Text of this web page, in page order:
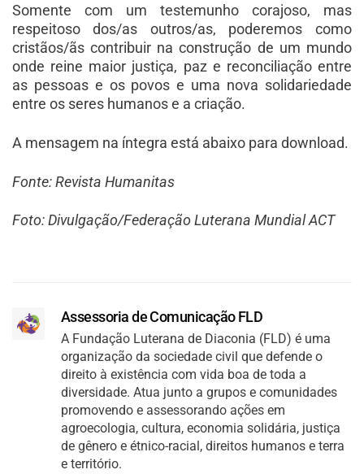
Somente com um testemunho corajoso, mas
respeitoso dos/as outros/as, poderemos como
cristãos/ãs contribuir na construção de um mundo
onde reine maior justiça, paz e reconciliação entre
as pessoas e os povos e uma nova solidariedade
entre os seres humanos e a criação.
A mensagem na íntegra está abaixo para download.
Fonte: Revista Humanitas
Foto: Divulgação/Federação Luterana Mundial ACT
Assessoria de Comunicação FLD
A Fundação Luterana de Diaconia (FLD) é uma
organização da sociedade civil que defende o
direito à existência com vida boa de toda a
diversidade. Atua junto a grupos e comunidades
promovendo e assessorando ações em
agroecologia, cultura, economia solidária, justiça
de gênero e étnico-racial, direitos humanos e terra
e território.